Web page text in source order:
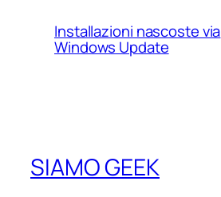
Installazioni nascoste via
Windows Update
SIAMO GEEK